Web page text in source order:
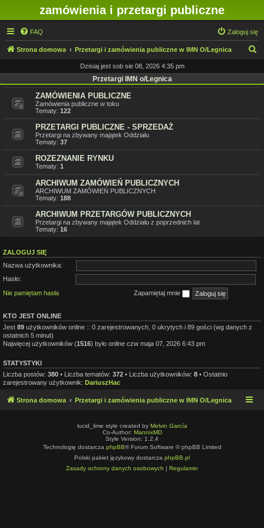
zamówienia i przetargi publiczne
FAQ Zaloguj się
Strona domowa Przetargi i zamówienia publiczne w IMN O/Legnica
Dzisiaj jest sob sie 08, 2026 4:35 pm
Przetargi IMN o/Legnica
ZAMÓWIENIA PUBLICZNE
Zamówienia publiczne w toku
Tematy: 122
PRZETARGI PUBLICZNE - SPRZEDAŻ
Przetargi na zbywany majątek Oddziału
Tematy: 37
ROZEZNANIE RYNKU
Tematy: 1
ARCHIWUM ZAMÓWIEŃ PUBLICZNYCH
ARCHIWUM ZAMÓWIEŃ PUBLICZNYCH
Tematy: 188
ARCHIWUM PRZETARGÓW PUBLICZNYCH
Przetargi na zbywany majątek Oddziału z poprzednich lat
Tematy: 16
ZALOGUJ SIĘ
Nazwa użytkownika:
Hasło:
Nie pamiętam hasła
Zapamiętaj mnie
KTO JEST ONLINE
Jest 89 użytkowników online :: 0 zarejestrowanych, 0 ukrytych i 89 gości (wg danych z
ostatnich 5 minut)
Najwięcej użytkowników (1516) było online czw maja 07, 2026 6:43 pm
STATYSTYKI
Liczba postów: 380 • Liczba tematów: 372 • Liczba użytkowników: 8 • Ostatnio
zarejestrowany użytkownik: DariuszHac
Strona domowa Przetargi i zamówienia publiczne w IMN O/Legnica
lucid_lime style created by Melvin García
Co-Author: MannixMD
Style Version: 1.2.4
Technologię dostarcza phpBB® Forum Software © phpBB Limited
Polski pakiet językowy dostarcza phpBB.pl
Zasady ochrony danych osobowych | Regulamin